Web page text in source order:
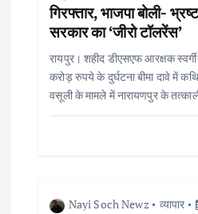
गिरफ्तार, भाजपा बोली-
सरकार का ‘जीरो टॉलरेंस’
रायपुर। शहीद डीएसएफ आरक्षक
करोड़ रुपये के दुर्घटना बीमा दावे में
वसूली के मामले में नारायणपुर के
Nayi Soch Newz व्यापार